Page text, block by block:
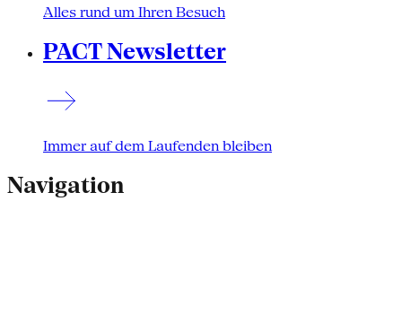
Alles rund um Ihren Besuch
PACT Newsletter
Immer auf dem Laufenden bleiben
Navigation